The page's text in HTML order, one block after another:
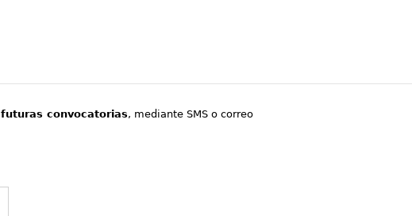
futuras convocatorias, mediante SMS o correo